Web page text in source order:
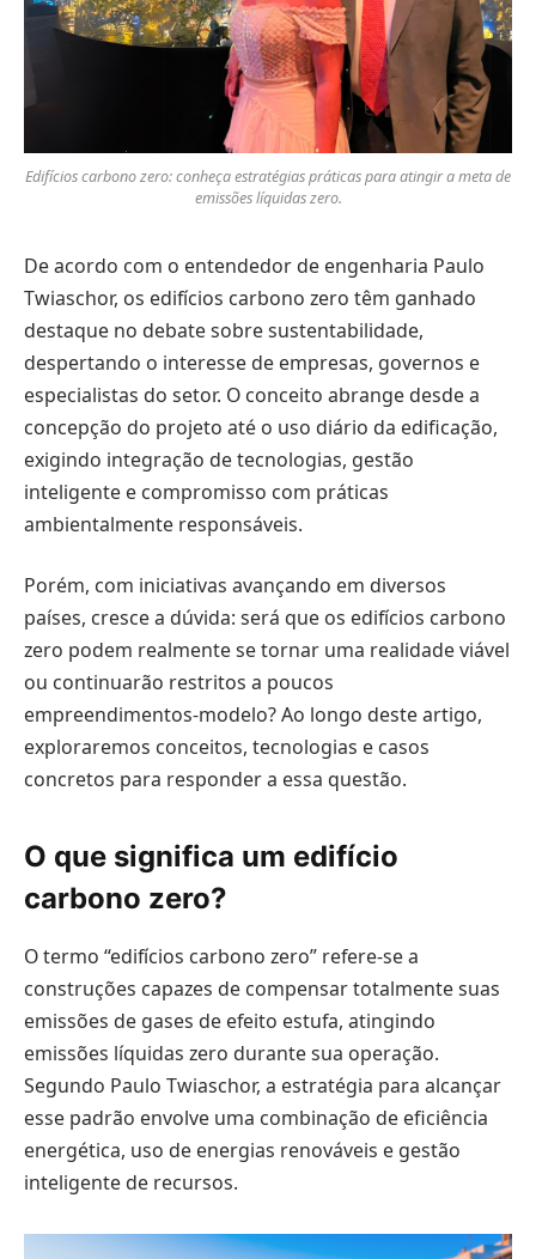
Edifícios carbono zero: conheça estratégias práticas para atingir a meta de
emissões líquidas zero.
De acordo com o entendedor de engenharia Paulo
Twiaschor, os edifícios carbono zero têm ganhado
destaque no debate sobre sustentabilidade,
despertando o interesse de empresas, governos e
especialistas do setor. O conceito abrange desde a
concepção do projeto até o uso diário da edificação,
exigindo integração de tecnologias, gestão
inteligente e compromisso com práticas
ambientalmente responsáveis.
Porém, com iniciativas avançando em diversos
países, cresce a dúvida: será que os edifícios carbono
zero podem realmente se tornar uma realidade viável
ou continuarão restritos a poucos
empreendimentos-modelo? Ao longo deste artigo,
exploraremos conceitos, tecnologias e casos
concretos para responder a essa questão.
O que significa um edifício
carbono zero?
O termo “edifícios carbono zero” refere-se a
construções capazes de compensar totalmente suas
emissões de gases de efeito estufa, atingindo
emissões líquidas zero durante sua operação.
Segundo Paulo Twiaschor, a estratégia para alcançar
esse padrão envolve uma combinação de eficiência
energética, uso de energias renováveis e gestão
inteligente de recursos.